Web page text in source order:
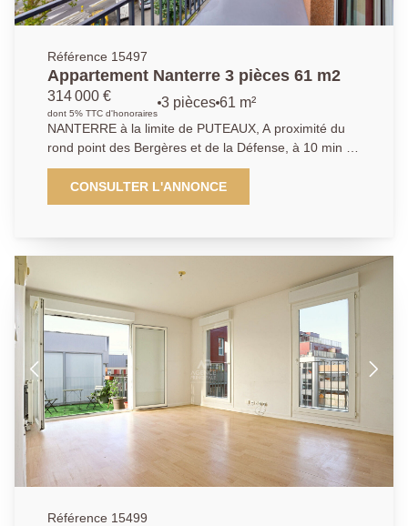
Référence 15497
Appartement Nanterre 3 pièces 61 m2
314 000 €
dont 5% TTC d'honoraires
3 pièces 61 m²
NANTERRE à la limite de PUTEAUX, A proximité du
rond point des Bergères et de la Défense, à 10 min du
futur métro de la place de la Boule, dans une
résidence bien entretenue, nous vous proposons cet
appartement composé de 3 pièces principales de 61
chambres, une salle de bain et des toilettes séparés.
Une cave complète ce bien. Possibilité d'acheter un
box de 19 m² en supplément. Nous contacter :
01.40.97.07.07. AP/LT.
CONSULTER L'ANNONCE
Référence 15499